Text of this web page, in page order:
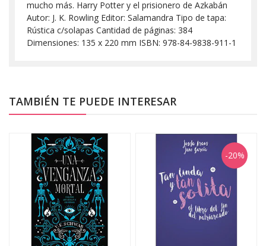
mucho más. Harry Potter y el prisionero de Azkabán
Autor: J. K. Rowling Editor: Salamandra Tipo de tapa:
Rústica c/solapas Cantidad de páginas: 384
Dimensiones: 135 x 220 mm ISBN: 978-84-9838-911-1
TAMBIÉN TE PUEDE INTERESAR
-20%